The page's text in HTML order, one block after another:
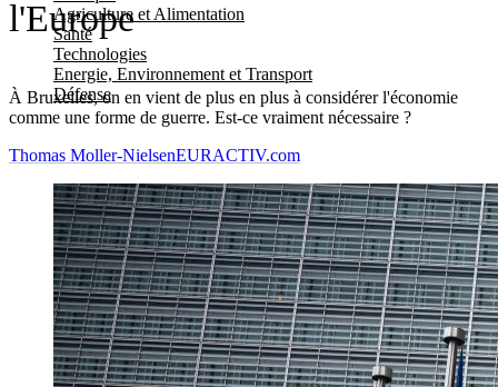
Agriculture et Alimentation
Santé
Technologies
Energie, Environnement et Transport
Défense
l'Europe
À Bruxelles, on en vient de plus en plus à considérer l'économie
comme une forme de guerre. Est-ce vraiment nécessaire ?
Thomas Moller-NielsenEURACTIV.com